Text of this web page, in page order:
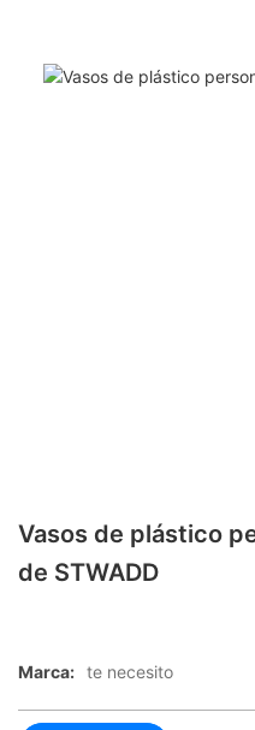
Vasos de plástico
de STWADD
Marca: te necesito